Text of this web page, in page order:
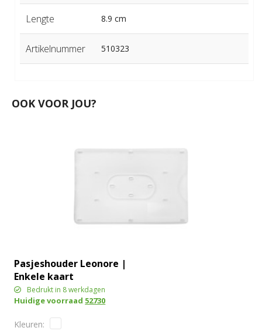
Lengte 8.9 cm
Artikelnummer 510323
OOK VOOR JOU?
Pasjeshouder Leonore |
Enkele kaart
Bedrukt in 8 werkdagen
Huidige voorraad 52730